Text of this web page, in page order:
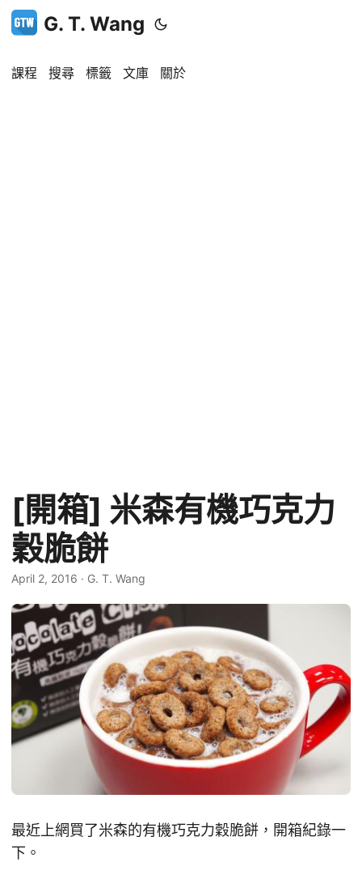
G. T. Wang
課程 搜尋 標籤 文庫 關於
[開箱] 米森有機巧克力
穀脆餅
April 2, 2016 · G. T. Wang
最近上網買了米森的有機巧克力穀脆餅，開箱紀錄一
下。